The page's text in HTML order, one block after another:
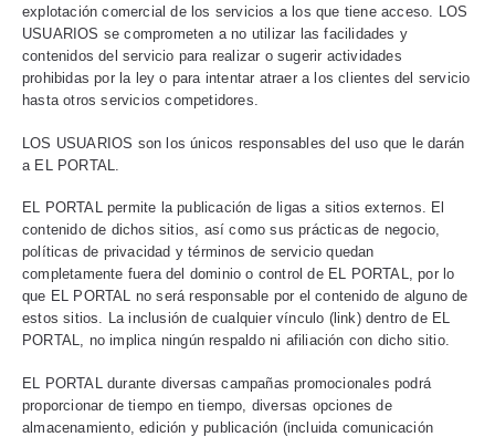
explotación comercial de los servicios a los que tiene acceso. LOS
USUARIOS se comprometen a no utilizar las facilidades y
contenidos del servicio para realizar o sugerir actividades
prohibidas por la ley o para intentar atraer a los clientes del servicio
hasta otros servicios competidores.
LOS USUARIOS son los únicos responsables del uso que le darán
a EL PORTAL.
EL PORTAL permite la publicación de ligas a sitios externos. El
contenido de dichos sitios, así como sus prácticas de negocio,
políticas de privacidad y términos de servicio quedan
completamente fuera del dominio o control de EL PORTAL, por lo
que EL PORTAL no será responsable por el contenido de alguno de
estos sitios. La inclusión de cualquier vínculo (link) dentro de EL
PORTAL, no implica ningún respaldo ni afiliación con dicho sitio.
EL PORTAL durante diversas campañas promocionales podrá
proporcionar de tiempo en tiempo, diversas opciones de
almacenamiento, edición y publicación (incluida comunicación